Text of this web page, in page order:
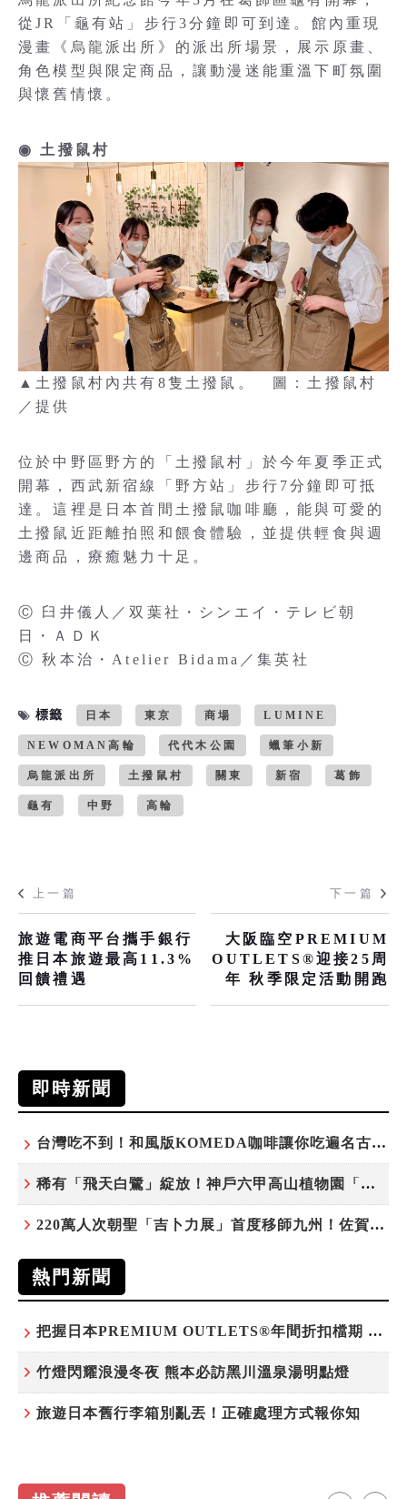
從JR「龜有站」步行3分鐘即可到達。館內重現
漫畫《烏龍派出所》的派出所場景，展示原畫、
角色模型與限定商品，讓動漫迷能重溫下町氛圍
與懷舊情懷。
◉ 土撥鼠村
▲土撥鼠村內共有8隻土撥鼠。 圖：土撥鼠村
／提供
位於中野區野方的「土撥鼠村」於今年夏季正式
開幕，西武新宿線「野方站」步行7分鐘即可抵
達。這裡是日本首間土撥鼠咖啡廳，能與可愛的
土撥鼠近距離拍照和餵食體驗，並提供輕食與週
邊商品，療癒魅力十足。
Ⓒ 臼井儀人／双葉社・シンエイ・テレビ朝
日・ＡＤＫ
Ⓒ 秋本治・Atelier Bidama／集英社
標籤 日本 東京 商場 LUMINE
NEWOMAN高輪 代代木公園 蠟筆小新
烏龍派出所 土撥鼠村 關東 新宿 葛飾
龜有 中野 高輪
上一篇
旅遊電商平台攜手銀行
推日本旅遊最高11.3%
回饋禮遇
下一篇
大阪臨空PREMIUM
OUTLETS®迎接25周
年 秋季限定活動開跑
即時新聞
台灣吃不到！和風版KOMEDA咖啡讓你吃遍名古屋在地美食
稀有「飛天白鷺」綻放！神戶六甲高山植物園「鷺草」珍貴現身
220萬人次朝聖「吉卜力展」首度移師九州！佐賀站早鳥平日套票8/10搶先開賣
熱門新聞
把握日本PREMIUM OUTLETS®年間折扣檔期 越買越划算
竹燈閃耀浪漫冬夜 熊本必訪黑川溫泉湯明點燈
旅遊日本舊行李箱別亂丟！正確處理方式報你知